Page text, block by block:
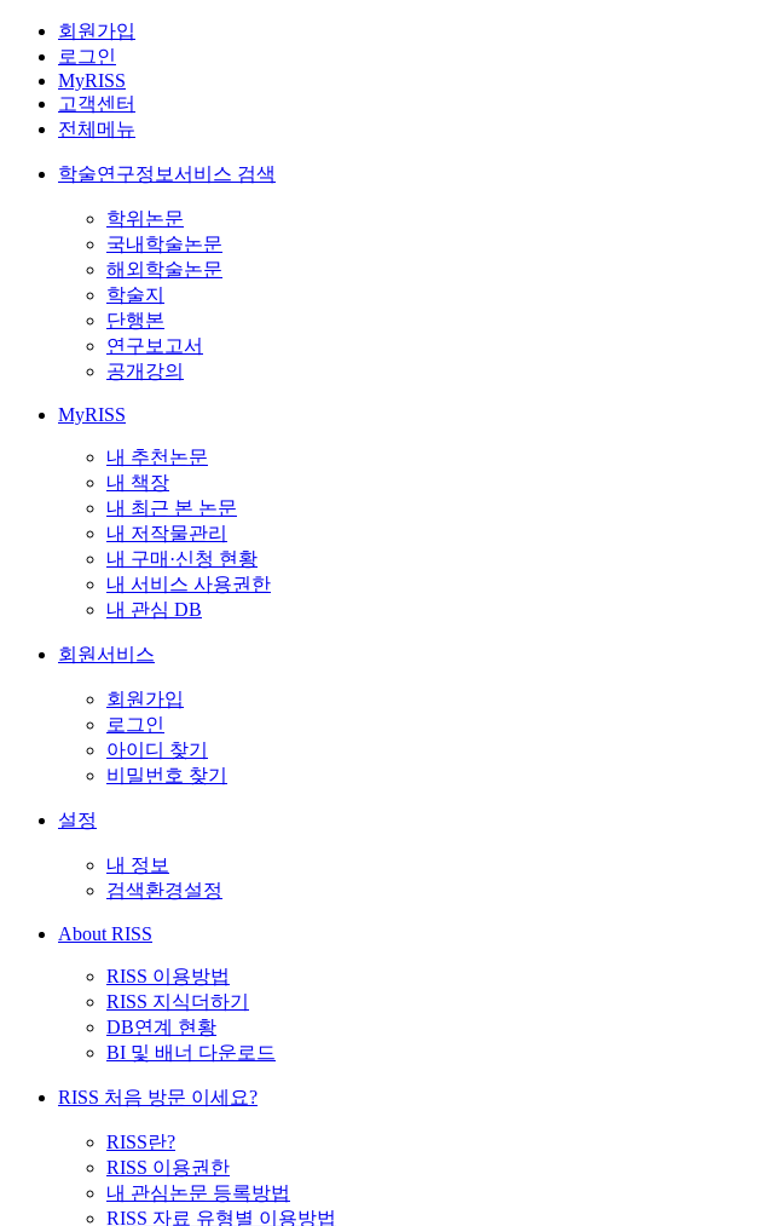
회원가입
로그인
MyRISS
고객센터
전체메뉴
학술연구정보서비스 검색
학위논문
국내학술논문
해외학술논문
학술지
단행본
연구보고서
공개강의
MyRISS
내 추천논문
내 책장
내 최근 본 논문
내 저작물관리
내 구매·신청 현황
내 서비스 사용권한
내 관심 DB
회원서비스
회원가입
로그인
아이디 찾기
비밀번호 찾기
설정
내 정보
검색환경설정
About RISS
RISS 이용방법
RISS 지식더하기
DB연계 현황
BI 및 배너 다운로드
RISS 처음 방문 이세요?
RISS란?
RISS 이용권한
내 관심논문 등록방법
RISS 자료 유형별 이용방법